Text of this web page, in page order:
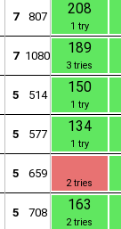
7 807 208
1 try
7 1080 189
3 tries
5 514 150
1 try
5 577 134
1 try
5 659
2 tries
5 708 163
2 tries